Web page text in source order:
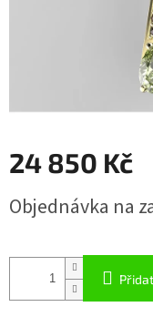
24 850 Kč
cena:
Objednávka na